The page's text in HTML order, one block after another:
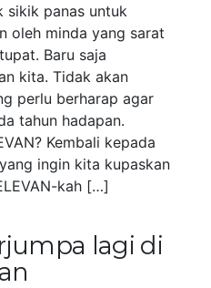
sikik panas untuk
oleh minda yang sarat
Baru saja
kita. Tidak akan
perlu berharap agar
tahun hadapan.
Kembali kepada
ingin kita kupaskan
kah […]
lagi di